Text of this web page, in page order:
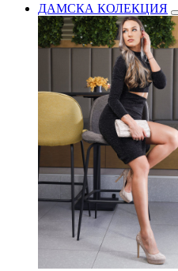
ДАМСКА КОЛЕКЦИЯ